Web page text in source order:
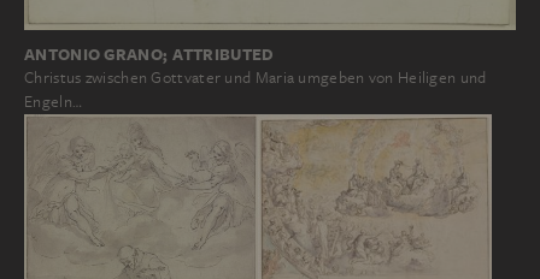
ANTONIO GRANO; ATTRIBUTED
Christus zwischen Gottvater und Maria umgeben von Heiligen und
Engeln…